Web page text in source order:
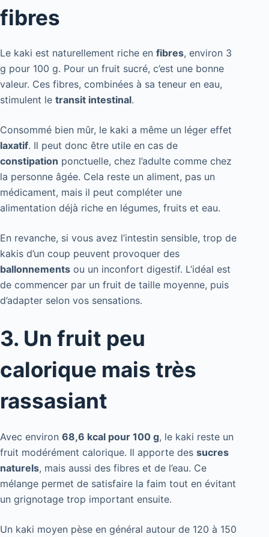
fibres
Le kaki est naturellement riche en fibres, environ 3
g pour 100 g. Pour un fruit sucré, c’est une bonne
valeur. Ces fibres, combinées à sa teneur en eau,
stimulent le transit intestinal.
Consommé bien mûr, le kaki a même un léger effet
laxatif. Il peut donc être utile en cas de
constipation ponctuelle, chez l’adulte comme chez
la personne âgée. Cela reste un aliment, pas un
médicament, mais il peut compléter une
alimentation déjà riche en légumes, fruits et eau.
En revanche, si vous avez l’intestin sensible, trop de
kakis d’un coup peuvent provoquer des
ballonnements ou un inconfort digestif. L’idéal est
de commencer par un fruit de taille moyenne, puis
d’adapter selon vos sensations.
3. Un fruit peu
calorique mais très
rassasiant
Avec environ 68,6 kcal pour 100 g, le kaki reste un
fruit modérément calorique. Il apporte des sucres
naturels, mais aussi des fibres et de l’eau. Ce
mélange permet de satisfaire la faim tout en évitant
un grignotage trop important ensuite.
Un kaki moyen pèse en général autour de 120 à 150